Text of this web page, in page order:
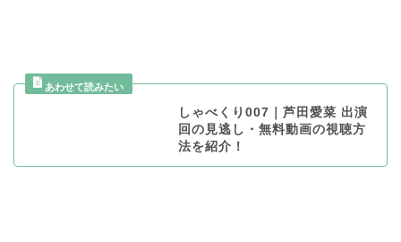
しゃべくり007｜芦田愛菜 出演
回の見逃し・無料動画の視聴方
法を紹介！